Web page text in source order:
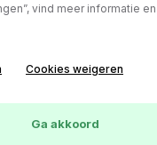
vind meer informatie
Cookies weigeren
Ga akkoord